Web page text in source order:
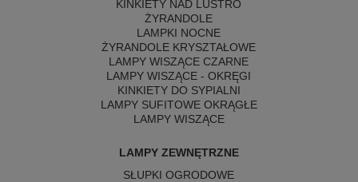
KINKIETY NAD LUSTRO
ŻYRANDOLE
LAMPKI NOCNE
ŻYRANDOLE KRYSZTAŁOWE
LAMPY WISZĄCE CZARNE
LAMPY WISZĄCE - OKRĘGI
KINKIETY DO SYPIALNI
LAMPY SUFITOWE OKRĄGŁE
LAMPY WISZĄCE
LAMPY ZEWNĘTRZNE
SŁUPKI OGRODOWE